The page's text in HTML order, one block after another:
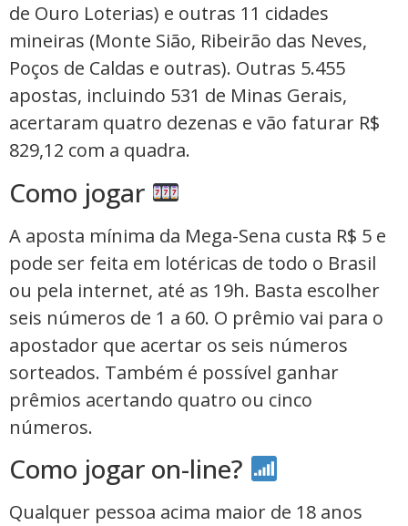
de Ouro Loterias) e outras 11 cidades
mineiras (Monte Sião, Ribeirão das Neves,
Poços de Caldas e outras). Outras 5.455
apostas, incluindo 531 de Minas Gerais,
acertaram quatro dezenas e vão faturar R$
829,12 com a quadra.
Como jogar
A aposta mínima da Mega-Sena custa R$ 5 e
pode ser feita em lotéricas de todo o Brasil
ou pela internet, até as 19h. Basta escolher
seis números de 1 a 60. O prêmio vai para o
apostador que acertar os seis números
sorteados. Também é possível ganhar
prêmios acertando quatro ou cinco
números.
Como jogar on-line?
Qualquer pessoa acima maior de 18 anos